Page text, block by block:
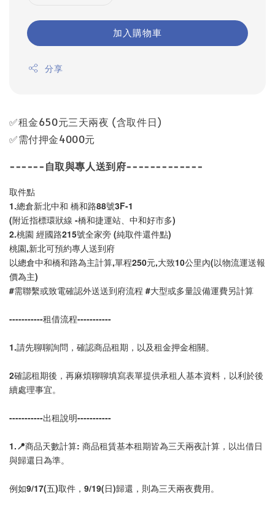
加入購物車
分享
✅租金650元三天兩夜 (含取件日)
✅需付押金4000元
------自取與專人送到府-------------
取件點
1.總倉新北中和 橋和路88號3F-1
(附近指標環狀線 -橋和捷運站、中和好市多)
2.桃園 經國路215號全家旁 (純取件還件點)
桃園,新北可預約專人送到府
以總倉中和橋和路為主計算,單程250元,大致10公里內(以物流運送報
價為主)
#需聯繫或致電確認外送送到府流程 #大型或多量設備運費另計算
-----------租借流程-----------
1.請先聊聊詢問，確認商品租期，以及租金押金相關。
2確認租期後，再麻煩聊聊填寫表單提供承租人基本資料，以利於後
續處理事宜。
-----------出租說明-----------
1.📍商品天數計算: 商品租賃基本租期皆為三天兩夜計算，以出借日
與歸還日為準。
例如9/17(五)取件，9/19(日)歸還，則為三天兩夜費用。